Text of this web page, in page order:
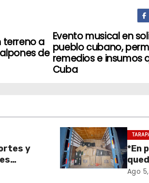
Evento musical en
pueblo cubano,
remedios e insumos
Cuba
terreno a
de
y
de
*En
Ago